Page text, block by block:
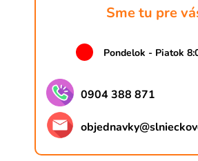
Sme tu pre
Pondelok - Piatok
0904 388 871
objednavky@